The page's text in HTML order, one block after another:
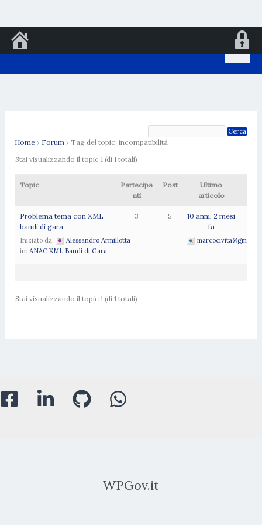
al
Home › Forum › Tag del topic: incompatibilità
Stai visualizzando il topic 1 (di 1 totali)
Topic
Partecipa
nti
Post
Ultimo
articolo
Problema tema con XML
bandi di gara
Iniziato da:
Alessandro Armillotta
in: ANAC XML Bandi di Gara
3 5
10 anni, 2 mesi
fa
Stai visualizzando il topic 1 (di 1 totali)
WPGov.it